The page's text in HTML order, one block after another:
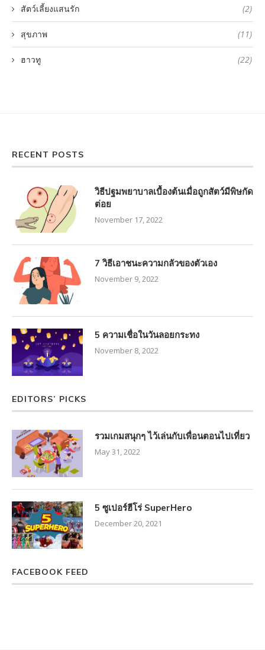
สัตว์เลี้ยงแสนรัก (2)
สุขภาพ (11)
ฮาวทู (22)
RECENT POSTS
วิธีปฐมพยาบาลเบื้องต้นเมื่อถูกสัตว์มีพิษกัด
ต่อย
November 17, 2022
7 วิธีเอาชนะความกลัวของตัวเอง
November 9, 2022
5 ความเชื่อในวันลอยกระทง
November 8, 2022
EDITORS’ PICKS
รวมเกมสนุกๆ ไว้เล่นกับเพื่อนตอนไปเที่ยว
May 31, 2022
5 ซูเปอร์ฮีโร่ SuperHero
December 20, 2021
FACEBOOK FEED